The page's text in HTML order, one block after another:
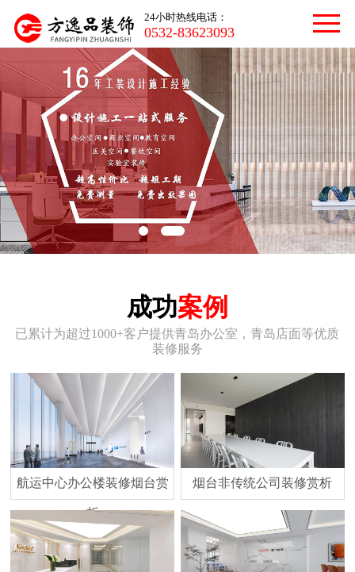
24小时热线电话：
0532-83623093
成功案例
已累计为超过1000+客户提供青岛办公室，青岛店面等优质
装修服务
航运中心办公楼装修烟台赏
析
烟台非传统公司装修赏析